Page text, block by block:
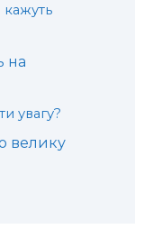
кажуть
на
увагу?
велику